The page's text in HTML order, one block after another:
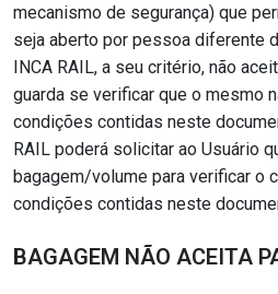
mecanismo de segurança) que
seja aberto por pessoa diferente
INCA RAIL, a seu critério, não
guarda se verificar que o mesmo
condições contidas neste
RAIL poderá solicitar ao Usuário
bagagem/volume para verificar o
condições contidas neste
BAGAGEM NÃO ACEITA